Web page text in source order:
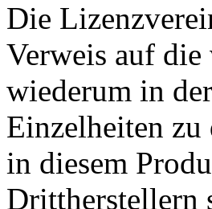
Die
Verweis auf
wiederum in
Einzelheiten zu
in diesem
Drittherstellern